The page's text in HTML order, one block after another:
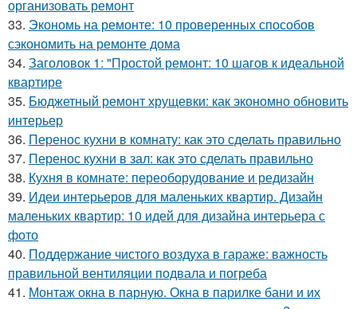
организовать ремонт
33. Экономь на ремонте: 10 проверенных способов
сэкономить на ремонте дома
34. Заголовок 1: "Простой ремонт: 10 шагов к идеальной
квартире
35. Бюджетный ремонт хрущевки: как экономно обновить
интерьер
36. Перенос кухни в комнату: как это сделать правильно
37. Перенос кухни в зал: как это сделать правильно
38. Кухня в комнате: переоборудование и редизайн
39. Идеи интерьеров для маленьких квартир. Дизайн
маленьких квартир: 10 идей для дизайна интерьера с
фото
40. Поддержание чистого воздуха в гараже: важность
правильной вентиляции подвала и погреба
41. Монтаж окна в парную. Окна в парилке бани и их